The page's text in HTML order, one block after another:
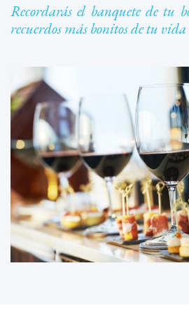
Recordarás el banquete de tu
recuerdos más bonitos de tu vida